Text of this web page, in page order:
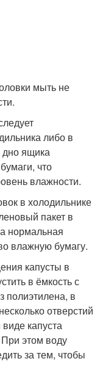
мыть не
либо в
ящика
что
влажности.
в холодильнике
пакет в
нормальная
влажную бумагу.
капусты в
в ёмкость с
полиэтилена, в
отверстий
капуста
этом воду
за тем, чтобы